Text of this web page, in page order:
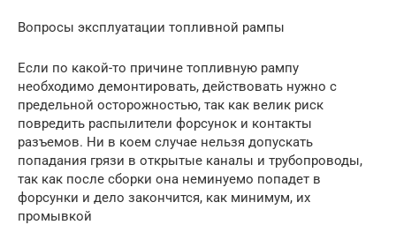
Вопросы эксплуатации топливной рампы
Если по какой-то причине топливную рампу
необходимо демонтировать, действовать нужно с
предельной осторожностью, так как велик риск
повредить распылители форсунок и контакты
разъемов. Ни в коем случае нельзя допускать
попадания грязи в открытые каналы и трубопроводы,
так как после сборки она неминуемо попадет в
форсунки и дело закончится, как минимум, их
промывкой